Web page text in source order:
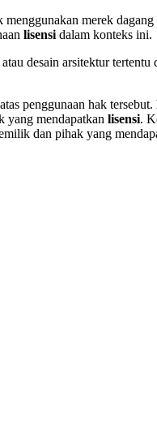
merek dagang
lisensi dalam konteks ini.
desain arsitektur tertentu
penggunaan hak tersebut.
yang mendapatkan lisensi.
dan pihak yang